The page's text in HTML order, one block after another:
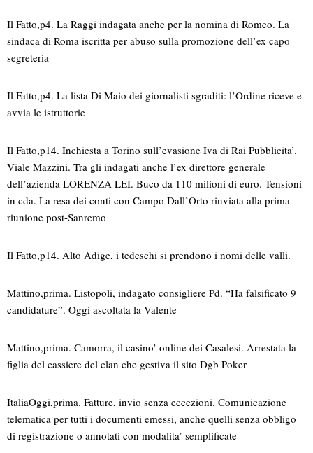
Il Fatto,p4. La Raggi indagata anche per la nomina di Romeo. La
sindaca di Roma iscritta per abuso sulla promozione dell’ex capo
segreteria
Il Fatto,p4. La lista Di Maio dei giornalisti sgraditi: l’Ordine riceve e
avvia le istruttorie
Il Fatto,p14. Inchiesta a Torino sull’evasione Iva di Rai Pubblicita’.
Viale Mazzini. Tra gli indagati anche l’ex direttore generale
dell’azienda LORENZA LEI. Buco da 110 milioni di euro. Tensioni
in cda. La resa dei conti con Campo Dall’Orto rinviata alla prima
riunione post-Sanremo
Il Fatto,p14. Alto Adige, i tedeschi si prendono i nomi delle valli.
Mattino,prima. Listopoli, indagato consigliere Pd. “Ha falsificato 9
candidature”. Oggi ascoltata la Valente
Mattino,prima. Camorra, il casino’ online dei Casalesi. Arrestata la
figlia del cassiere del clan che gestiva il sito Dgb Poker
ItaliaOggi,prima. Fatture, invio senza eccezioni. Comunicazione
telematica per tutti i documenti emessi, anche quelli senza obbligo
di registrazione o annotati con modalita’ semplificate